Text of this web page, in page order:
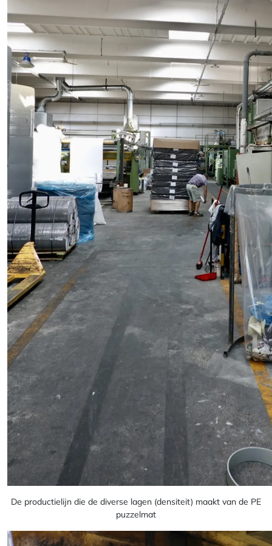
De productielijn die de diverse lagen (densiteit) maakt van de PE
puzzelmat